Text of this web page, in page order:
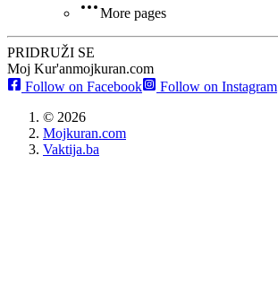
More pages
PRIDRUŽI SE
Moj Kur'anmojkuran.com
Follow on Facebook
Follow on Instagram
© 2026
Mojkuran.com
Vaktija.ba